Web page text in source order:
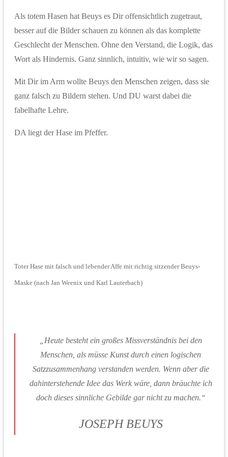
Als totem Hasen hat Beuys es Dir offensichtlich zugetraut,
besser auf die Bilder schauen zu können als das komplette
Geschlecht der Menschen. Ohne den Verstand, die Logik, das
Wort als Hindernis. Ganz sinnlich, intuitiv, wie wir so sagen.
Mit Dir im Arm wollte Beuys den Menschen zeigen, dass sie
ganz falsch zu Bildern stehen. Und DU warst dabei die
fabelhafte Lehre.
DA liegt der Hase im Pfeffer.
Toter Hase mit falsch und lebender Affe mit richtig sitzender Beuys-
Maske (nach Jan Weenix und Karl Lauterbach)
„Heute besteht ein großes Missverständnis bei den
Menschen, als müsse Kunst durch einen logischen
Satzzusammenhang verstanden werden. Wenn aber die
dahinterstehende Idee das Werk wäre, dann bräuchte ich
doch dieses sinnliche Gebilde gar nicht zu machen.“
JOSEPH BEUYS